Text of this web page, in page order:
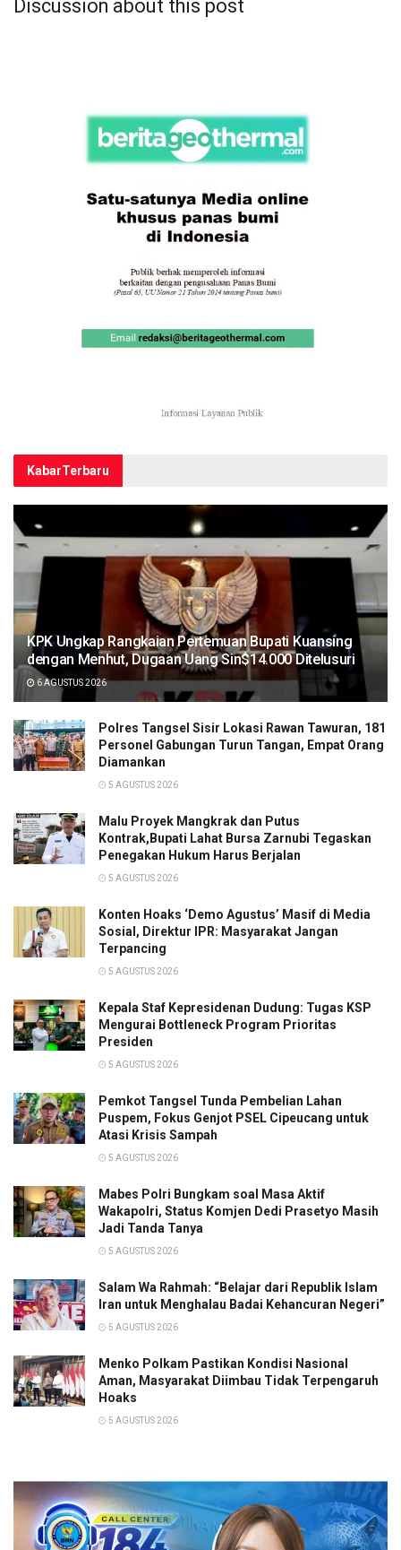
Discussion about this post
KabarTerbaru
KPK Ungkap Rangkaian Pertemuan Bupati Kuansing
dengan Menhut, Dugaan Uang Sin$14.000 Ditelusuri
6 AGUSTUS 2026
Polres Tangsel Sisir Lokasi Rawan Tawuran, 181
Personel Gabungan Turun Tangan, Empat Orang
Diamankan
5 AGUSTUS 2026
Malu Proyek Mangkrak dan Putus
Kontrak,Bupati Lahat Bursa Zarnubi Tegaskan
Penegakan Hukum Harus Berjalan
5 AGUSTUS 2026
Konten Hoaks ‘Demo Agustus’ Masif di Media
Sosial, Direktur IPR: Masyarakat Jangan
Terpancing
5 AGUSTUS 2026
Kepala Staf Kepresidenan Dudung: Tugas KSP
Mengurai Bottleneck Program Prioritas
Presiden
5 AGUSTUS 2026
Pemkot Tangsel Tunda Pembelian Lahan
Puspem, Fokus Genjot PSEL Cipeucang untuk
Atasi Krisis Sampah
5 AGUSTUS 2026
Mabes Polri Bungkam soal Masa Aktif
Wakapolri, Status Komjen Dedi Prasetyo Masih
Jadi Tanda Tanya
5 AGUSTUS 2026
Salam Wa Rahmah: “Belajar dari Republik Islam
Iran untuk Menghalau Badai Kehancuran Negeri”
5 AGUSTUS 2026
Menko Polkam Pastikan Kondisi Nasional
Aman, Masyarakat Diimbau Tidak Terpengaruh
Hoaks
5 AGUSTUS 2026